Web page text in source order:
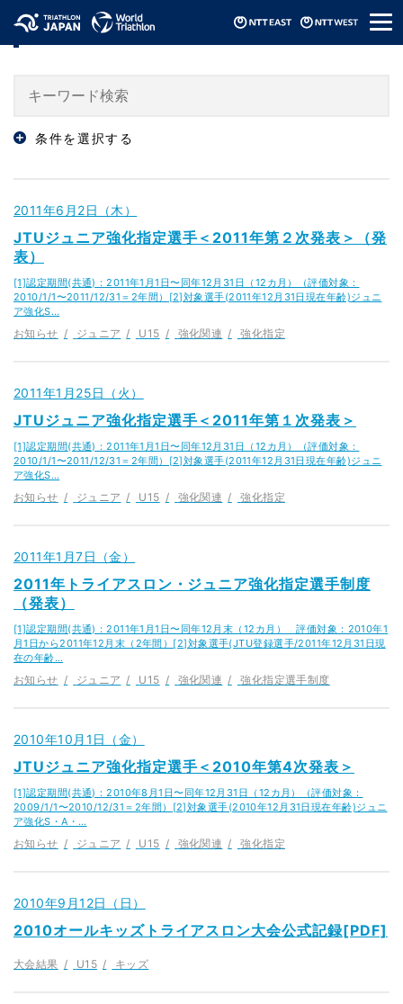
メ
ニ
「U15」のニュース
条件を選択する
2011年6月2日（木）
JTUジュニア強化指定選手＜2011年第２次発表＞（発
表）
[1]認定期間(共通)：2011年1月1日〜同年12月31日（12カ月）（評価対象：
2010/1/1〜2011/12/31＝2年間）[2]対象選手(2011年12月31日現在年齢)ジュニ
ア強化S…
お知らせ ジュニア U15 強化関連 強化指定
2011年1月25日（火）
JTUジュニア強化指定選手＜2011年第１次発表＞
[1]認定期間(共通)：2011年1月1日〜同年12月31日（12カ月）（評価対象：
2010/1/1〜2011/12/31＝2年間）[2]対象選手(2011年12月31日現在年齢)ジュニ
ア強化S…
お知らせ ジュニア U15 強化関連 強化指定
2011年1月7日（金）
2011年トライアスロン・ジュニア強化指定選手制度
（発表）
[1]認定期間(共通)：2011年1月1日〜同年12月末（12カ月） 評価対象：2010年1
月1日から2011年12月末（2年間）[2]対象選手(JTU登録選手/2011年12月31日現
在の年齢…
お知らせ ジュニア U15 強化関連 強化指定選手制度
2010年10月1日（金）
JTUジュニア強化指定選手＜2010年第4次発表＞
[1]認定期間(共通)：2010年8月1日〜同年12月31日（12カ月）（評価対象：
2009/1/1〜2010/12/31＝2年間）[2]対象選手(2010年12月31日現在年齢)ジュニ
ア強化S・A・…
お知らせ ジュニア U15 強化関連 強化指定
2010年9月12日（日）
2010オールキッズトライアスロン大会公式記録[PDF]
大会結果 U15 キッズ